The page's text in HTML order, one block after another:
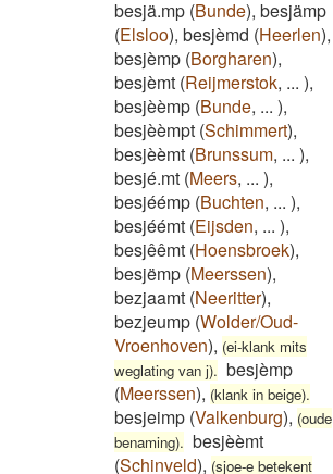
besjä.mp (Bunde), besjämp
(Elsloo), besjèmd (Heerlen),
besjèmp (Borgharen),
besjèmt (Reijmerstok, ... ),
besjèèmp (Bunde, ... ),
besjèèmpt (Schimmert),
besjèèmt (Brunssum, ... ),
besjé.mt (Meers, ... ),
besjéémp (Buchten, ... ),
besjéémt (Eijsden, ... ),
besjêêmt (Hoensbroek),
besjëmp (Meerssen),
bezjaamt (Neeritter),
bezjeump (Wolder/Oud-
Vroenhoven), (ei-klank mits
weglating van j). besjèmp
(Meerssen), (klank in beige).
besjeimp (Valkenburg), (oude
benaming). besjèèmt
(Schinveld), (sjoe-e betekent